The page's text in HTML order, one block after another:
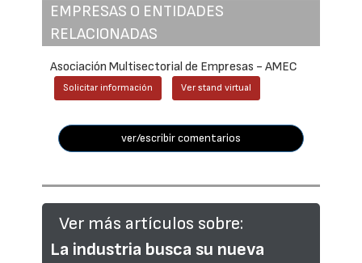
EMPRESAS O ENTIDADES
RELACIONADAS
Asociación Multisectorial de Empresas - AMEC
Solicitar información Ver stand virtual
ver/escribir comentarios
Ver más artículos sobre:
La industria busca su nueva